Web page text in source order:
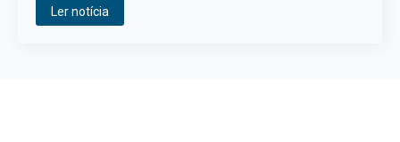
Ler notícia